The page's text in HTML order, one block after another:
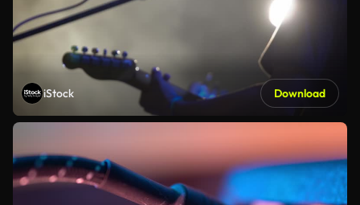
iStock Download